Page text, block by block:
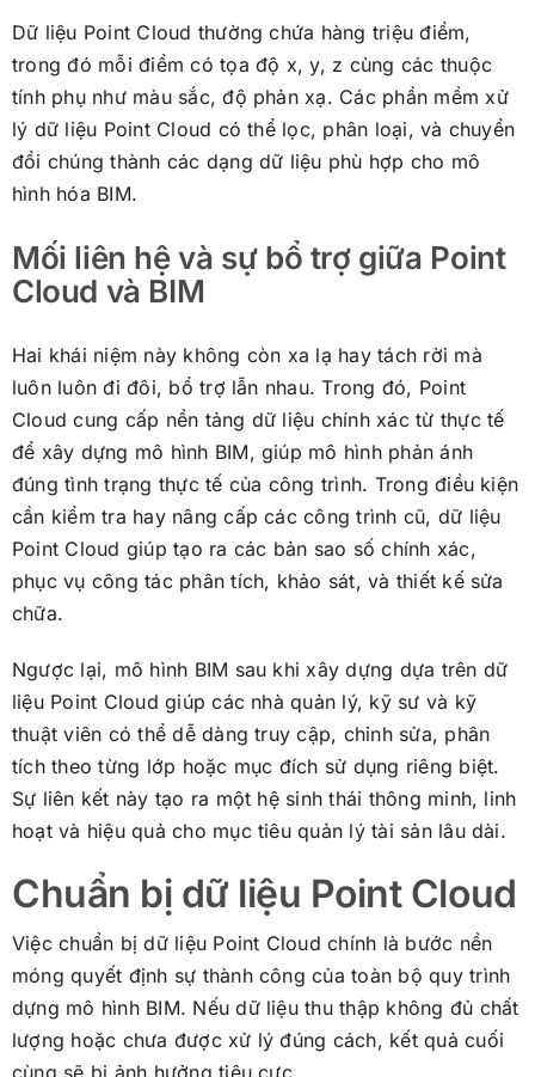
Dữ liệu Point Cloud thường chứa hàng triệu điểm,
trong đó mỗi điểm có tọa độ x, y, z cùng các thuộc
tính phụ như màu sắc, độ phản xạ. Các phần mềm xử
lý dữ liệu Point Cloud có thể lọc, phân loại, và chuyển
đổi chúng thành các dạng dữ liệu phù hợp cho mô
hình hóa BIM.
Mối liên hệ và sự bổ trợ giữa Point
Cloud và BIM
Hai khái niệm này không còn xa lạ hay tách rời mà
luôn luôn đi đôi, bổ trợ lẫn nhau. Trong đó, Point
Cloud cung cấp nền tảng dữ liệu chính xác từ thực tế
để xây dựng mô hình BIM, giúp mô hình phản ánh
đúng tình trạng thực tế của công trình. Trong điều kiện
cần kiểm tra hay nâng cấp các công trình cũ, dữ liệu
Point Cloud giúp tạo ra các bản sao số chính xác,
phục vụ công tác phân tích, khảo sát, và thiết kế sửa
chữa.
Ngược lại, mô hình BIM sau khi xây dựng dựa trên dữ
liệu Point Cloud giúp các nhà quản lý, kỹ sư và kỹ
thuật viên có thể dễ dàng truy cập, chỉnh sửa, phân
tích theo từng lớp hoặc mục đích sử dụng riêng biệt.
Sự liên kết này tạo ra một hệ sinh thái thông minh, linh
hoạt và hiệu quả cho mục tiêu quản lý tài sản lâu dài.
Chuẩn bị dữ liệu Point Cloud
Việc chuẩn bị dữ liệu Point Cloud chính là bước nền
móng quyết định sự thành công của toàn bộ quy trình
dựng mô hình BIM. Nếu dữ liệu thu thập không đủ chất
lượng hoặc chưa được xử lý đúng cách, kết quả cuối